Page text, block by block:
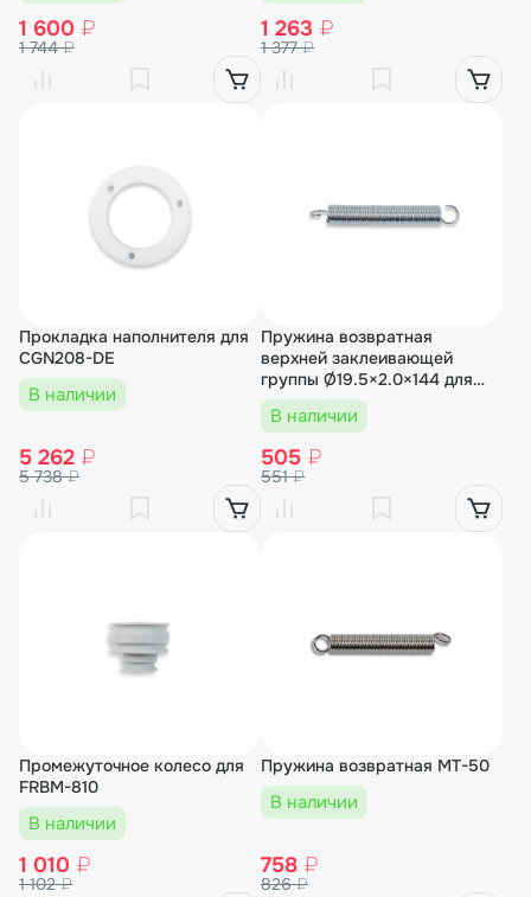
1 600 ₽
1 744₽
1 263 ₽
1 377₽
Прокладка наполнителя для
CGN208-DE
В наличии
5 262 ₽
5 738₽
Пружина возвратная
верхней заклеивающей
группы Ø19.5×2.0×144 для
FXJ-6050 (3 inch) (1-14)
В наличии
505 ₽
551₽
Промежуточное колесо для
FRBM-810
В наличии
1 010 ₽
1 102₽
Пружина возвратная MT-50
В наличии
758 ₽
826₽